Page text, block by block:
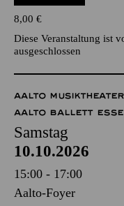
ICH DENKE
TICKETS
ausgeschlossen
AALTO MUSIKTHEATER
AALTO BALLETT
Samstag
10.10.2026